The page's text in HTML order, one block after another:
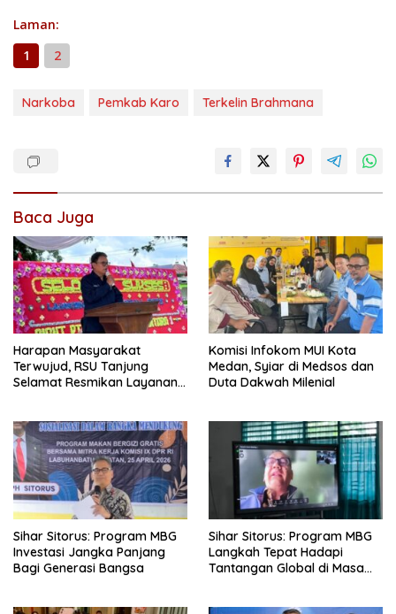
Laman:
1
2
Narkoba Pemkab Karo Terkelin Brahmana
Baca Juga
Harapan Masyarakat
Terwujud, RSU Tanjung
Selamat Resmikan Layanan
Komisi Infokom MUI Kota
Medan, Syiar di Medsos dan
Duta Dakwah Milenial
Sihar Sitorus: Program MBG
Investasi Jangka Panjang
Bagi Generasi Bangsa
Sihar Sitorus: Program MBG
Langkah Tepat Hadapi
Tantangan Global di Masa